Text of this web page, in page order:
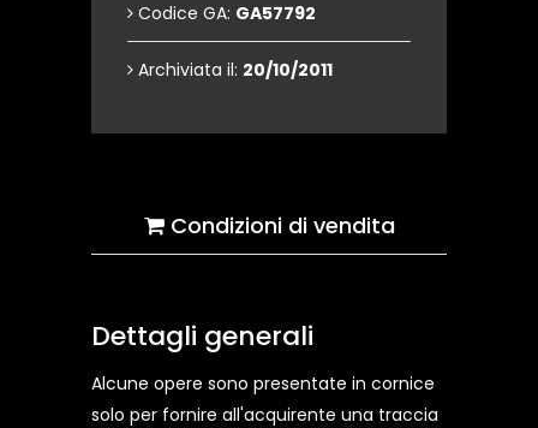
Codice GA: GA57792
Archiviata il: 20/10/2011
Condizioni di vendita
Dettagli generali
Alcune opere sono presentate in cornice
solo per fornire all'acquirente una traccia